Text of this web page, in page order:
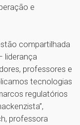
e
compartilhada
liderança
professores e
tecnologias
regulatórios
professora